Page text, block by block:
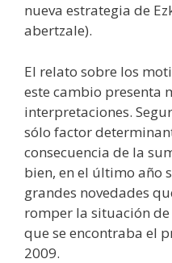
nueva estrategia de
abertzale).
El relato sobre los
este cambio presenta
interpretaciones.
sólo factor
consecuencia de la
bien, en el último año
grandes novedades
romper la situación
que se encontraba el
2009.